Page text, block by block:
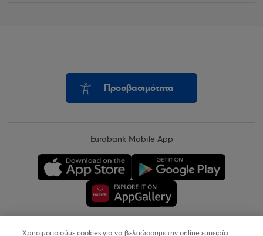
Προσβασιμότητα
Eurobank Mobile App
Χρησιμοποιούμε cookies για να βελτιώσουμε την online εμπειρία